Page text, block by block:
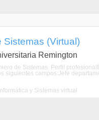
Sistemas (Virtual)
Remington
de Sistemas. Perfil
siguientes campos:Jefe
y Sistemas virtual